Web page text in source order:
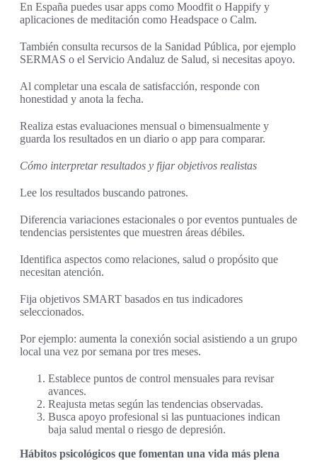
En España puedes usar apps como Moodfit o Happify y
aplicaciones de meditación como Headspace o Calm.
También consulta recursos de la Sanidad Pública, por ejemplo
SERMAS o el Servicio Andaluz de Salud, si necesitas apoyo.
Al completar una escala de satisfacción, responde con
honestidad y anota la fecha.
Realiza estas evaluaciones mensual o bimensualmente y
guarda los resultados en un diario o app para comparar.
Cómo interpretar resultados y fijar objetivos realistas
Lee los resultados buscando patrones.
Diferencia variaciones estacionales o por eventos puntuales de
tendencias persistentes que muestren áreas débiles.
Identifica aspectos como relaciones, salud o propósito que
necesitan atención.
Fija objetivos SMART basados en tus indicadores
seleccionados.
Por ejemplo: aumenta la conexión social asistiendo a un grupo
local una vez por semana por tres meses.
Establece puntos de control mensuales para revisar
avances.
Reajusta metas según las tendencias observadas.
Busca apoyo profesional si las puntuaciones indican
baja salud mental o riesgo de depresión.
Hábitos psicológicos que fomentan una vida más plena